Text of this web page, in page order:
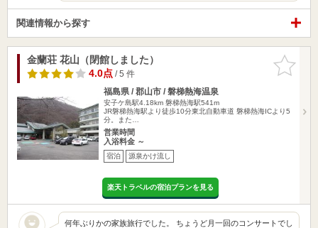
関連情報から探す
お気に入
りに追加
金蘭荘 花山（閉館しました）
4.0点/ 5 件
福島県 / 郡山市 / 磐梯熱海温泉
安子ケ島駅4.18km 磐梯熱海駅541m
JR磐梯熱海駅より徒歩10分東北自動車道 磐梯熱海ICより5
分。また…
営業時間
入浴料金 ～
宿泊 源泉かけ流し
楽天トラベルの宿泊プランを見る
何年ぶりかの家族旅行でした。 ちょうど月一回のコンサートでし